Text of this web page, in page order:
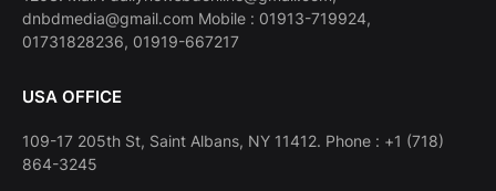
dnbdmedia@gmail.com Mobile : 01913-719924,
01731828236, 01919-667217
USA OFFICE
109-17 205th St, Saint Albans, NY 11412. Phone : +1 (718)
864-3245